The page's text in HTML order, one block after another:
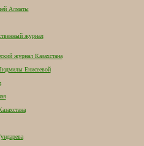
Алматы
журнал
журнал Казахстана
Енисеевой